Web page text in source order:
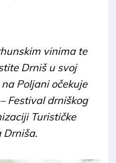
vinima te
Drniš u svoj
Poljani očekuje
Festival drniškog
Turističke
Drniša.